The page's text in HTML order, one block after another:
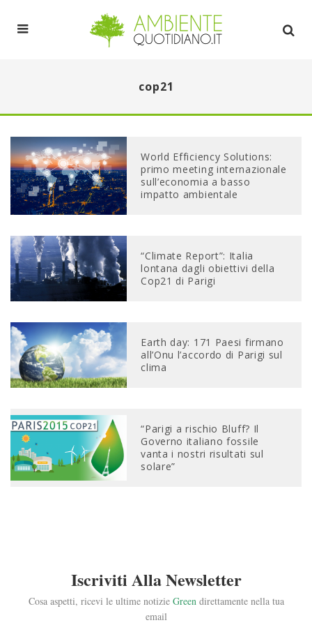
cop21
World Efficiency Solutions:
primo meeting internazionale
sull’economia a basso
impatto ambientale
“Climate Report”: Italia
lontana dagli obiettivi della
Cop21 di Parigi
Earth day: 171 Paesi firmano
all’Onu l’accordo di Parigi sul
clima
“Parigi a rischio Bluff? Il
Governo italiano fossile
vanta i nostri risultati sul
solare”
Iscriviti Alla Newsletter
Cosa aspetti, ricevi le ultime notizie Greendirettamente nella tua
email